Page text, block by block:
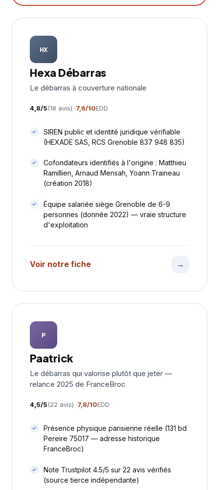
HX
Hexa Débarras
Le débarras à couverture nationale
4,8/5(18 avis) ·7,6/10EDD
SIREN public et identité juridique vérifiable
(HEXADE SAS, RCS Grenoble 837 948 835)
Cofondateurs identifiés à l'origine : Matthieu
Ramillien, Arnaud Mensah, Yoann Traineau
(création 2018)
Équipe salariée siège Grenoble de 6-9
personnes (donnée 2022) — vraie structure
d'exploitation
Voir notre fiche →
P
Paatrick
Le débarras qui valorise plutôt que jeter —
relance 2025 de FranceBroc
4,5/5(22 avis) ·7,8/10EDD
Présence physique parisienne réelle (131 bd
Pereire 75017 — adresse historique
FranceBroc)
Note Trustpilot 4.5/5 sur 22 avis vérifiés
(source tierce indépendante)